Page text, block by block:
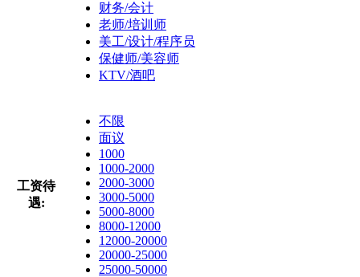
财务/会计
老师/培训师
美工/设计/程序员
保健师/美容师
KTV/酒吧
工资待
遇:
不限
面议
1000
1000-2000
2000-3000
3000-5000
5000-8000
8000-12000
12000-20000
20000-25000
25000-50000